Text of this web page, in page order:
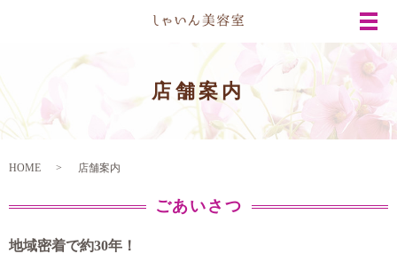
メ
店舗案内
HOME 店舗案内
ごあいさつ
地域密着で約30年！